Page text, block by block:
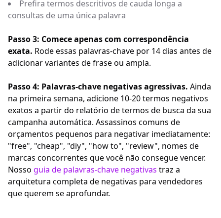
Prefira termos descritivos de cauda longa a
consultas de uma única palavra
Passo 3: Comece apenas com correspondência
exata. Rode essas palavras-chave por 14 dias antes de
adicionar variantes de frase ou ampla.
Passo 4: Palavras-chave negativas agressivas. Ainda
na primeira semana, adicione 10-20 termos negativos
exatos a partir do relatório de termos de busca da sua
campanha automática. Assassinos comuns de
orçamentos pequenos para negativar imediatamente:
"free", "cheap", "diy", "how to", "review", nomes de
marcas concorrentes que você não consegue vencer.
Nosso guia de palavras-chave negativas traz a
arquitetura completa de negativas para vendedores
que querem se aprofundar.